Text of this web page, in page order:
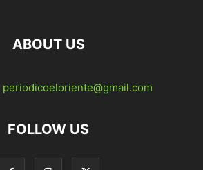
ABOUT US
periodicoeloriente@gmail.com
FOLLOW US